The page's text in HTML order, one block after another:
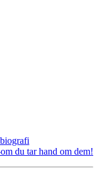
du tar hand om dem!